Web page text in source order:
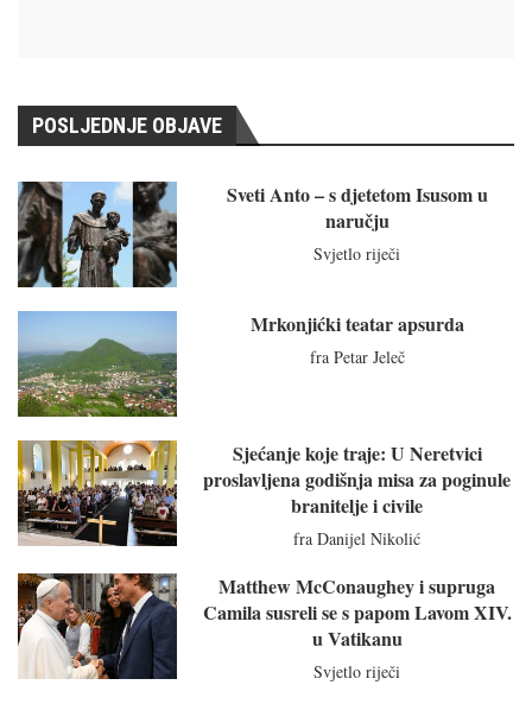
POSLJEDNJE OBJAVE
Sveti Anto – s djetetom Isusom u
naručju
Svjetlo riječi
Mrkonjićki teatar apsurda
fra Petar Jeleč
Sjećanje koje traje: U Neretvici
proslavljena godišnja misa za poginule
branitelje i civile
fra Danijel Nikolić
Matthew McConaughey i supruga
Camila susreli se s papom Lavom XIV.
u Vatikanu
Svjetlo riječi